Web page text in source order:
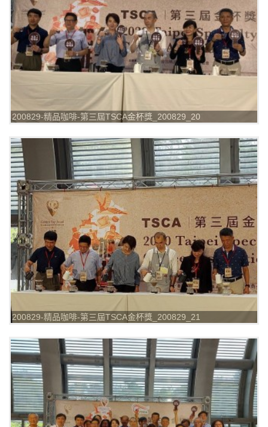
200829-精品咖啡-第三屆TSCA金杯獎_200829_20
200829-精品咖啡-第三屆TSCA金杯獎_200829_21